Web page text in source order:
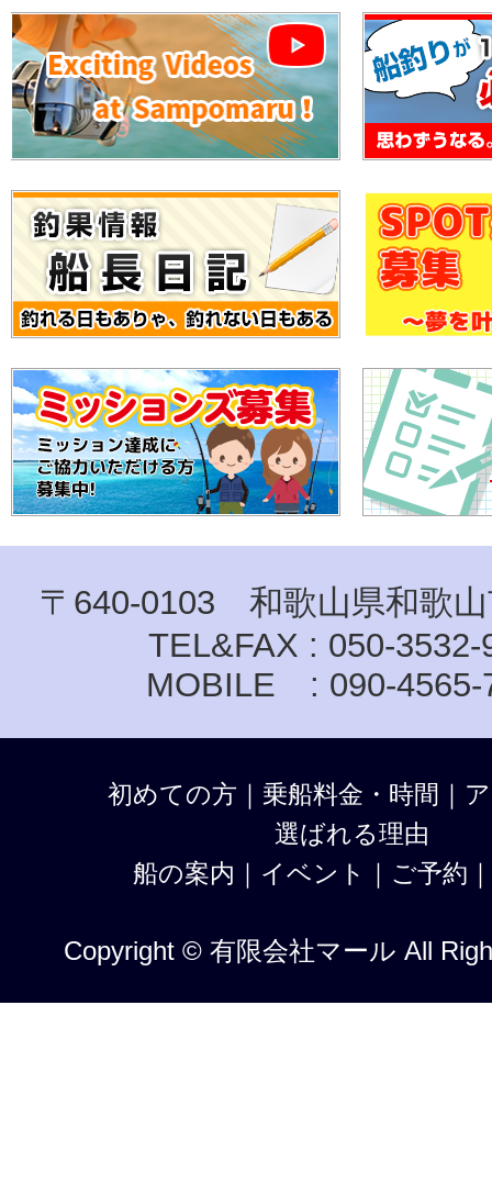
〒640-0103 和歌山県和歌山
TEL&FAX : 050-3532-
MOBILE : 090-4565-
初めての方 ｜ 乗船料金・時間 ｜
選ばれる理由
船の案内 ｜ イベント ｜ ご予約 ｜
Copyright © 有限会社マール All